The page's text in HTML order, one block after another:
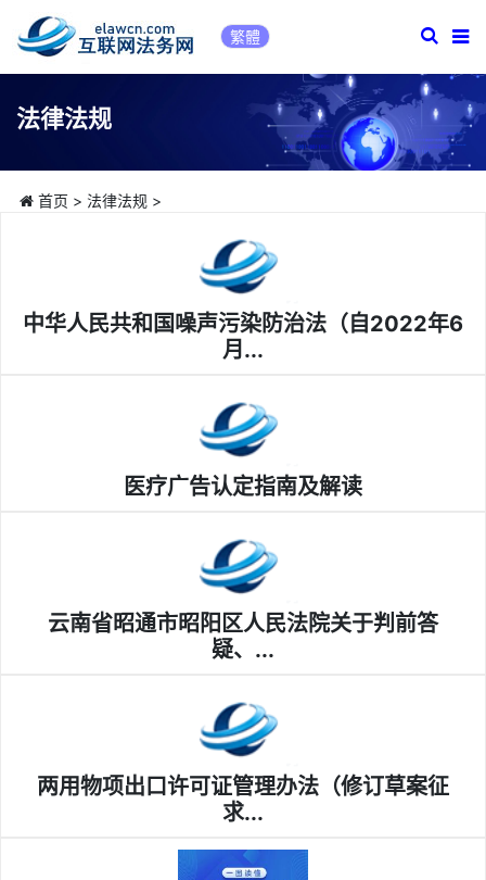
繁體
法律法规
首页 > 法律法规 >
中华人民共和国噪声污染防治法（自2022年6
月...
医疗广告认定指南及解读
云南省昭通市昭阳区人民法院关于判前答
疑、...
两用物项出口许可证管理办法（修订草案征
求...